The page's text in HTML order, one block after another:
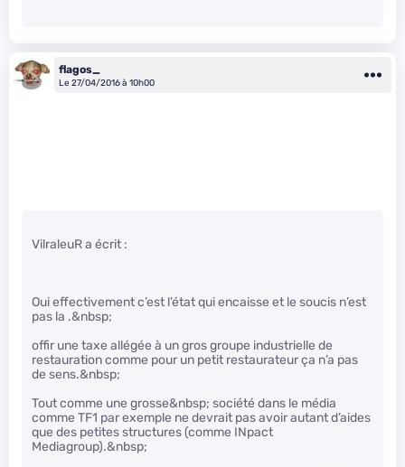
flagos_
Le 27/04/2016 à 10h00
VilraleuR a écrit :
Oui effectivement c’est l’état qui encaisse et le soucis n’est
pas la .&nbsp;
offir une taxe allégée à un gros groupe industrielle de
restauration comme pour un petit restaurateur ça n’a pas
de sens.&nbsp;
Tout comme une grosse&nbsp; société dans le média
comme TF1 par exemple ne devrait pas avoir autant d’aides
que des petites structures (comme INpact
Mediagroup).&nbsp;